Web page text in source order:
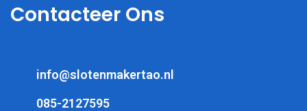
Contacteer Ons
info@slotenmakertao.nl
085-2127595